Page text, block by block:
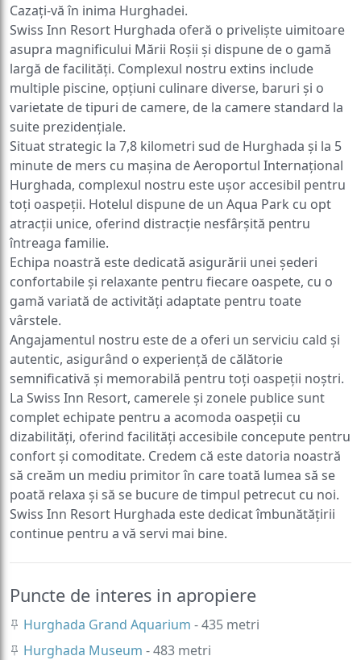
Cazați-vă în inima Hurghadei.
Swiss Inn Resort Hurghada oferă o priveliște uimitoare
asupra magnificului Mării Roșii și dispune de o gamă
largă de facilități. Complexul nostru extins include
multiple piscine, opțiuni culinare diverse, baruri și o
varietate de tipuri de camere, de la camere standard la
suite prezidențiale.
Situat strategic la 7,8 kilometri sud de Hurghada și la 5
minute de mers cu mașina de Aeroportul Internațional
Hurghada, complexul nostru este ușor accesibil pentru
toți oaspeții. Hotelul dispune de un Aqua Park cu opt
atracții unice, oferind distracție nesfârșită pentru
întreaga familie.
Echipa noastră este dedicată asigurării unei șederi
confortabile și relaxante pentru fiecare oaspete, cu o
gamă variată de activități adaptate pentru toate
vârstele.
Angajamentul nostru este de a oferi un serviciu cald și
autentic, asigurând o experiență de călătorie
semnificativă și memorabilă pentru toți oaspeții noștri.
La Swiss Inn Resort, camerele și zonele publice sunt
complet echipate pentru a acomoda oaspeții cu
dizabilități, oferind facilități accesibile concepute pentru
confort și comoditate. Credem că este datoria noastră
să creăm un mediu primitor în care toată lumea să se
poată relaxa și să se bucure de timpul petrecut cu noi.
Swiss Inn Resort Hurghada este dedicat îmbunătățirii
continue pentru a vă servi mai bine.
Puncte de interes in apropiere
Hurghada Grand Aquarium - 435 metri
Hurghada Museum - 483 metri